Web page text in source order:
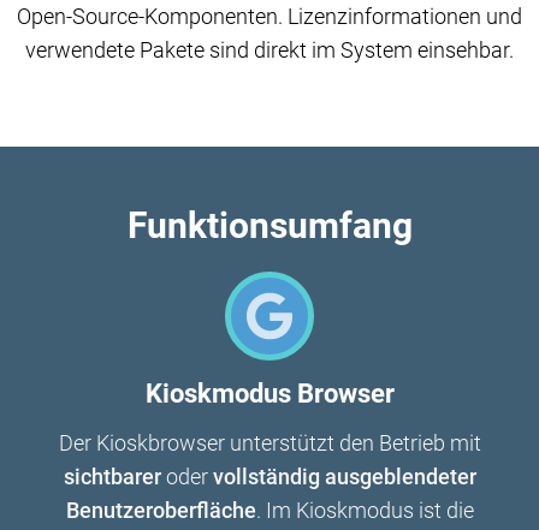
Open-Source-Komponenten. Lizenzinformationen und
verwendete Pakete sind direkt im System einsehbar.
Funktionsumfang
Kioskmodus Browser
Der Kioskbrowser unterstützt den Betrieb mit
sichtbarerodervollständig ausgeblendeter
Benutzeroberfläche. Im Kioskmodus ist die